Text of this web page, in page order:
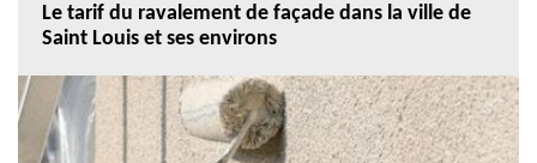
Le tarif du ravalement de façade dans la ville de
Saint Louis et ses environs